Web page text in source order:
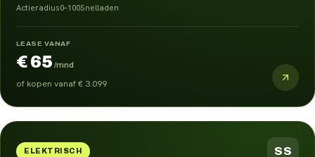
Actieradius0–100Snelladen
LEASE VANAF
€ 65 /mnd
of kopen vanaf€ 3.099
ELEKTRISCH SS